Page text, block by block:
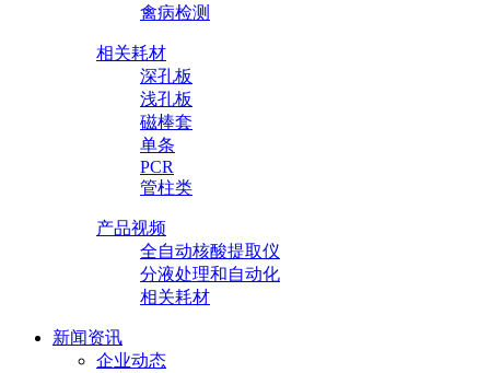
禽病检测
相关耗材
深孔板
浅孔板
磁棒套
单条
PCR
管柱类
产品视频
全自动核酸提取仪
分液处理和自动化
相关耗材
新闻资讯
企业动态